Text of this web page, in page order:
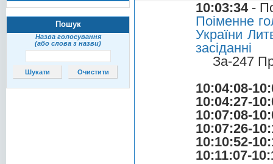
Пошук
Назва голосування
(або слова з назви)
10:03:34-
Поіменне
України
засіданні
За-247
10:04:08-
10:04:27-
10:07:08-
10:07:26-
10:10:52-
10:11:07-